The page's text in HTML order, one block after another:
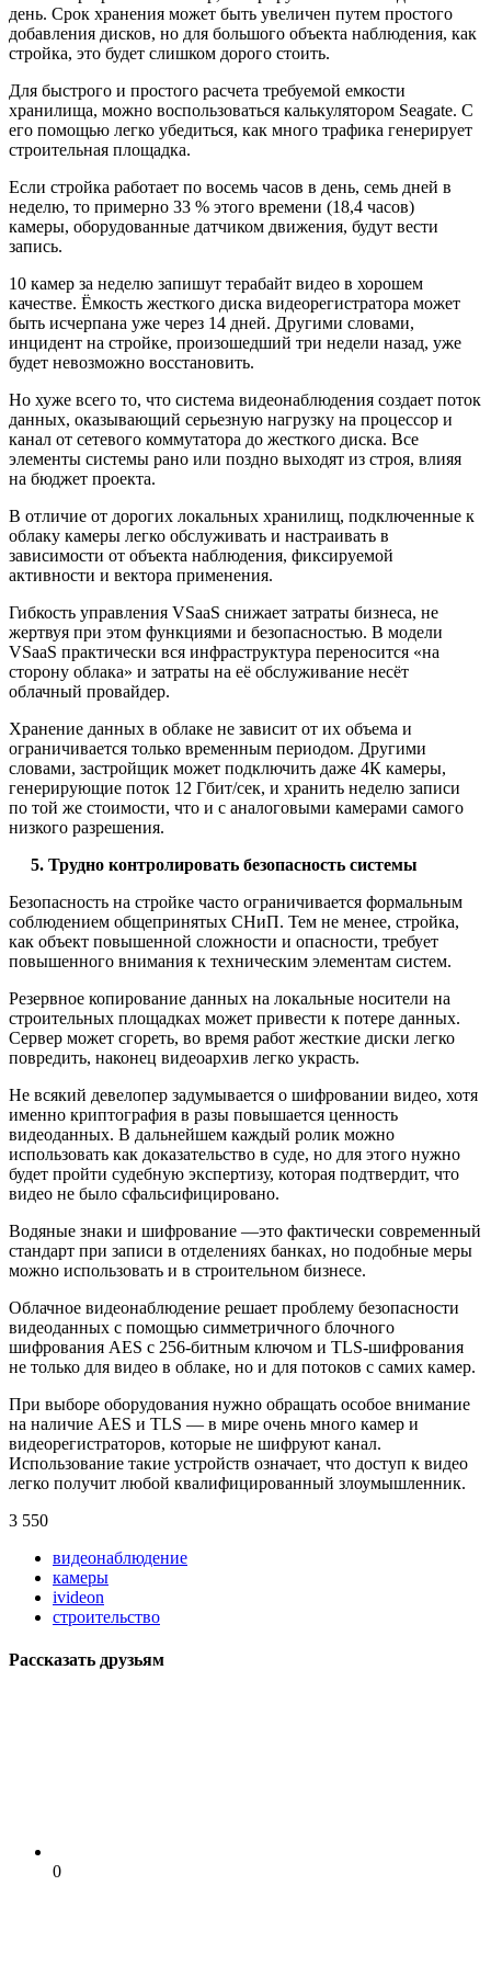
день. Срок хранения может быть увеличен путем простого
добавления дисков, но для большого объекта наблюдения, как
стройка, это будет слишком дорого стоить.
Для быстрого и простого расчета требуемой емкости
хранилища, можно воспользоваться калькулятором Seagate. С
его помощью легко убедиться, как много трафика генерирует
строительная площадка.
Если стройка работает по восемь часов в день, семь дней в
неделю, то примерно 33 % этого времени (18,4 часов)
камеры, оборудованные датчиком движения, будут вести
запись.
10 камер за неделю запишут терабайт видео в хорошем
качестве. Ёмкость жесткого диска видеорегистратора может
быть исчерпана уже через 14 дней. Другими словами,
инцидент на стройке, произошедший три недели назад, уже
будет невозможно восстановить.
Но хуже всего то, что система видеонаблюдения создает поток
данных, оказывающий серьезную нагрузку на процессор и
канал от сетевого коммутатора до жесткого диска. Все
элементы системы рано или поздно выходят из строя, влияя
на бюджет проекта.
В отличие от дорогих локальных хранилищ, подключенные к
облаку камеры легко обслуживать и настраивать в
зависимости от объекта наблюдения, фиксируемой
активности и вектора применения.
Гибкость управления VSaaS снижает затраты бизнеса, не
жертвуя при этом функциями и безопасностью. В модели
VSaaS практически вся инфраструктура переносится «на
сторону облака» и затраты на её обслуживание несёт
облачный провайдер.
Хранение данных в облаке не зависит от их объема и
ограничивается только временным периодом. Другими
словами, застройщик может подключить даже 4К камеры,
генерирующие поток 12 Гбит/сек, и хранить неделю записи
по той же стоимости, что и с аналоговыми камерами самого
низкого разрешения.
5. Трудно контролировать безопасность системы
Безопасность на стройке часто ограничивается формальным
соблюдением общепринятых СНиП. Тем не менее, стройка,
как объект повышенной сложности и опасности, требует
повышенного внимания к техническим элементам систем.
Резервное копирование данных на локальные носители на
строительных площадках может привести к потере данных.
Сервер может сгореть, во время работ жесткие диски легко
повредить, наконец видеоархив легко украсть.
Не всякий девелопер задумывается о шифровании видео, хотя
именно криптография в разы повышается ценность
видеоданных. В дальнейшем каждый ролик можно
использовать как доказательство в суде, но для этого нужно
будет пройти судебную экспертизу, которая подтвердит, что
видео не было сфальсифицировано.
Водяные знаки и шифрование —это фактически современный
стандарт при записи в отделениях банках, но подобные меры
можно использовать и в строительном бизнесе.
Облачное видеонаблюдение решает проблему безопасности
видеоданных с помощью симметричного блочного
шифрования AES с 256-битным ключом и TLS-шифрования
не только для видео в облаке, но и для потоков с самих камер.
При выборе оборудования нужно обращать особое внимание
на наличие AES и TLS — в мире очень много камер и
видеорегистраторов, которые не шифруют канал.
Использование такие устройств означает, что доступ к видео
легко получит любой квалифицированный злоумышленник.
3 550
видеонаблюдение
камеры
ivideon
строительство
Рассказать друзьям
0